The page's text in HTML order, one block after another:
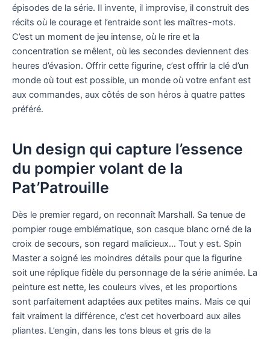
épisodes de la série. Il invente, il improvise, il construit des
récits où le courage et l’entraide sont les maîtres-mots.
C’est un moment de jeu intense, où le rire et la
concentration se mêlent, où les secondes deviennent des
heures d’évasion. Offrir cette figurine, c’est offrir la clé d’un
monde où tout est possible, un monde où votre enfant est
aux commandes, aux côtés de son héros à quatre pattes
préféré.
Un design qui capture l’essence
du pompier volant de la
Pat’Patrouille
Dès le premier regard, on reconnaît Marshall. Sa tenue de
pompier rouge emblématique, son casque blanc orné de la
croix de secours, son regard malicieux… Tout y est. Spin
Master a soigné les moindres détails pour que la figurine
soit une réplique fidèle du personnage de la série animée. La
peinture est nette, les couleurs vives, et les proportions
sont parfaitement adaptées aux petites mains. Mais ce qui
fait vraiment la différence, c’est cet hoverboard aux ailes
pliantes. L’engin, dans les tons bleus et gris de la